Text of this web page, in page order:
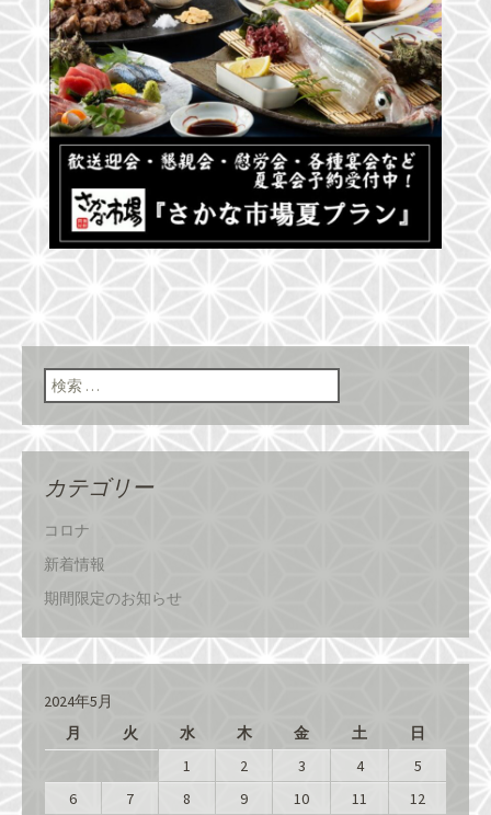
検索:
カテゴリー
コロナ
新着情報
期間限定のお知らせ
2024年5月
月
火 水 木 金 土 日
1 2 3 4
5
6
7 8 9 10 11
12